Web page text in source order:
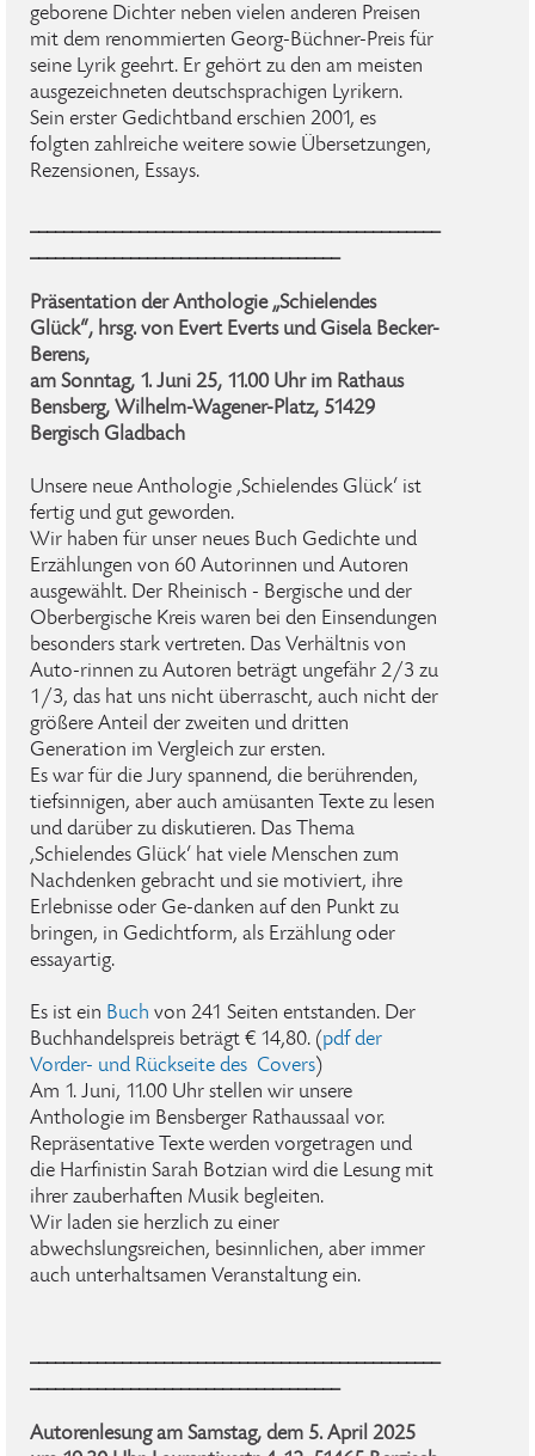
geborene Dichter neben vielen anderen Preisen
mit dem renommierten Georg-Büchner-Preis für
seine Lyrik geehrt. Er gehört zu den am meisten
ausgezeichneten deutschsprachigen Lyrikern.
Sein erster Gedichtband erschien 2001, es
folgten zahlreiche weitere sowie Übersetzungen,
Rezensionen, Essays.
Präsentation der Anthologie „Schielendes
Glück“, hrsg. von Evert Everts und Gisela Becker-
Berens,
am Sonntag, 1. Juni 25, 11.00 Uhr im Rathaus
Bensberg, Wilhelm-Wagener-Platz, 51429
Bergisch Gladbach
Unsere neue Anthologie ‚Schielendes Glück‘ ist
fertig und gut geworden.
Wir haben für unser neues Buch Gedichte und
Erzählungen von 60 Autorinnen und Autoren
ausgewählt. Der Rheinisch - Bergische und der
Oberbergische Kreis waren bei den Einsendungen
besonders stark vertreten. Das Verhältnis von
Auto-rinnen zu Autoren beträgt ungefähr 2/3 zu
1/3, das hat uns nicht überrascht, auch nicht der
größere Anteil der zweiten und dritten
Generation im Vergleich zur ersten.
Es war für die Jury spannend, die berührenden,
tiefsinnigen, aber auch amüsanten Texte zu lesen
und darüber zu diskutieren. Das Thema
‚Schielendes Glück‘ hat viele Menschen zum
Nachdenken gebracht und sie motiviert, ihre
Erlebnisse oder Ge-danken auf den Punkt zu
bringen, in Gedichtform, als Erzählung oder
essayartig.
Es ist ein Buch von 241 Seiten entstanden. Der
Buchhandelspreis beträgt € 14,80. (pdf der
Vorder- und Rückseite des Covers)
Am 1. Juni, 11.00 Uhr stellen wir unsere
Anthologie im Bensberger Rathaussaal vor.
Repräsentative Texte werden vorgetragen und
die Harfinistin Sarah Botzian wird die Lesung mit
ihrer zauberhaften Musik begleiten.
Wir laden sie herzlich zu einer
abwechslungsreichen, besinnlichen, aber immer
auch unterhaltsamen Veranstaltung ein.
Autorenlesung am Samstag, dem 5. April 2025